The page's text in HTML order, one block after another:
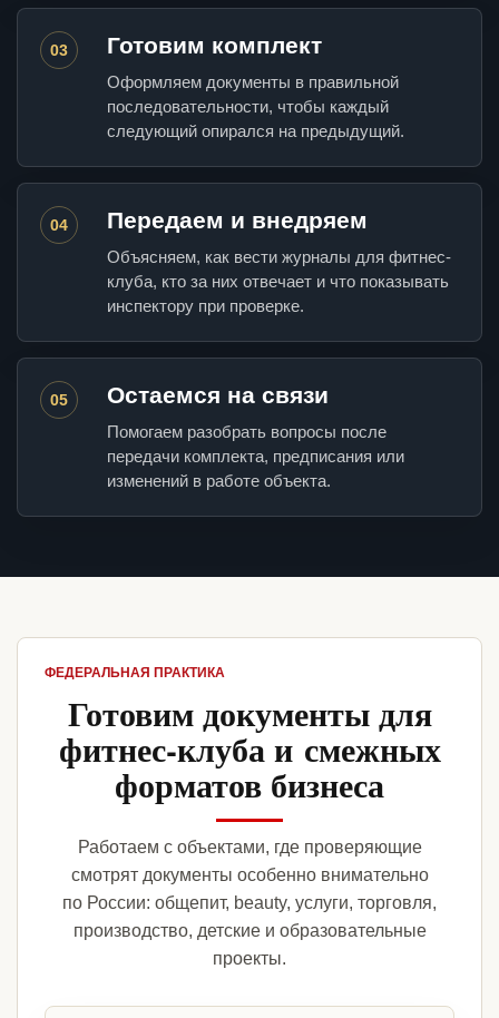
03 Готовим комплект
Оформляем документы в правильной
последовательности, чтобы каждый
следующий опирался на предыдущий.
04 Передаем и внедряем
Объясняем, как вести журналы для фитнес-
клуба, кто за них отвечает и что показывать
инспектору при проверке.
05 Остаемся на связи
Помогаем разобрать вопросы после
передачи комплекта, предписания или
изменений в работе объекта.
ФЕДЕРАЛЬНАЯ ПРАКТИКА
Готовим документы для
фитнес-клуба и смежных
форматов бизнеса
Работаем с объектами, где проверяющие
смотрят документы особенно внимательно
по России: общепит, beauty, услуги, торговля,
производство, детские и образовательные
проекты.